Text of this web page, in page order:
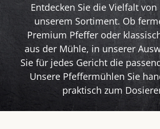
Entdecken Sie die Vielfalt
unserem Sortiment. Ob
Premium Pfeffer oder
aus der Mühle, in unserer
Sie für jedes Gericht die
Unsere Pfeffermühlen Sie
praktisch zum